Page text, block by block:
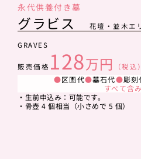
永代供養付き墓
グラビス
花壇・並木エ
GRAVES
販売価格 128万円 （税込）
●区画代●墓石代●彫刻
すべて含
・生前申込み：可能です。
・骨壺 4 個相当（小さめで 5 個）